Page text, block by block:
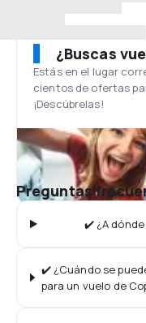
¿Buscas
Estás en el lugar
cientos de ofertas
¡Descúbrelas!
Preguntas
✔️ ¿A
✔️ ¿Cuándo se
para un vuelo de